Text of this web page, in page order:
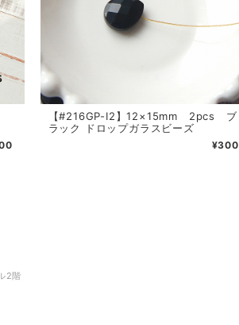
【#216GP-I2】12×15mm 2pcs ブ
ラック ドロップガラスビーズ
¥300
2階